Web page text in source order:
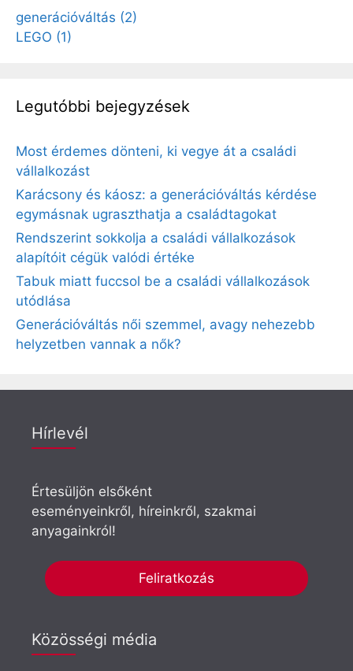
generációváltás (2)
LEGO (1)
Legutóbbi bejegyzések
Most érdemes dönteni, ki vegye át a családi
vállalkozást
Karácsony és káosz: a generációváltás kérdése
egymásnak ugraszthatja a családtagokat
Rendszerint sokkolja a családi vállalkozások
alapítóit cégük valódi értéke
Tabuk miatt fuccsol be a családi vállalkozások
utódlása
Generációváltás női szemmel, avagy nehezebb
helyzetben vannak a nők?
Hírlevél
Értesüljön elsőként
eseményeinkről, híreinkről, szakmai
anyagainkról!
Feliratkozás
Közösségi média